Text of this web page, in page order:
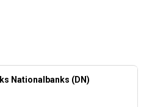
Nationalbanks (DN)